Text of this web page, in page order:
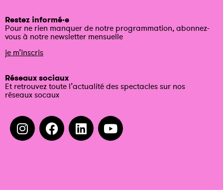
Restez informé·e
Pour ne rien manquer de notre programmation, abonnez-
vous à notre newsletter mensuelle
je m’inscris
Réseaux sociaux
Et retrouvez toute l’actualité des spectacles sur nos
réseaux socaux